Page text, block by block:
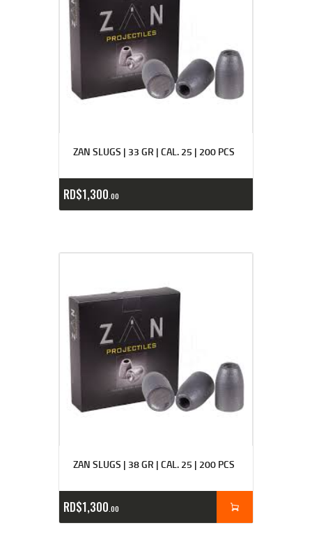
ZAN SLUGS | 33 GR | CAL. 25 | 200 PCS
RD$1,300 00
ZAN SLUGS | 38 GR | CAL. 25 | 200 PCS
RD$1,300 00